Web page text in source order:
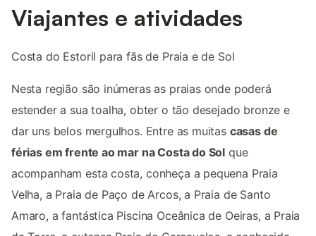
Viajantes e atividades
Costa do Estoril para fãs de Praia e de Sol
Nesta região são inúmeras as praias onde poderá
estender a sua toalha, obter o tão desejado bronze e
dar uns belos mergulhos. Entre as muitas casas de
férias em frente ao mar na Costa do Sol que
acompanham esta costa, conheça a pequena Praia
Velha, a Praia de Paço de Arcos, a Praia de Santo
Amaro, a fantástica Piscina Oceânica de Oeiras, a Praia